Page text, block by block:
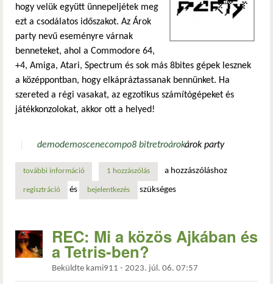
hogy velük együtt ünnepeljétek meg
ezt a csodálatos időszakot. Az Árok
party nevű eseményre várnak
benneteket, ahol a Commodore 64,
+4, Amiga, Atari, Spectrum és sok más 8bites gépek lesznek
a középpontban, hogy elkápráztassanak bennünket. Ha
szereted a régi vasakat, az egzotikus számítógépeket és
játékkonzolokat, akkor ott a helyed!
demodemoscenecompo8 bitretroárokárok party
további információismét lesz árok party, jövő hét végen! tartalommal
1 hozzászólás a hozzászóláshoz
regisztráció és bejelentkezés szükséges
REC: Mi a közös Ajkában és
a Tetris-ben?
Beküldte kami911 - 2023. júl. 06. 07:57